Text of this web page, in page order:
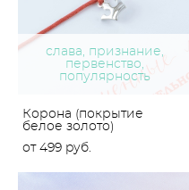
слава, признание,
первенство,
популярность
Корона (покрытие
белое золото)
от 499 pуб.